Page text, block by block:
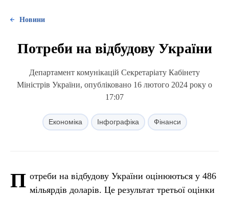
Новини
Потреби на відбудову України
Департамент комунікацій Секретаріату Кабінету
Міністрів України, опубліковано 16 лютого 2024 року о
17:07
Економіка Інфографіка Фінанси
П отреби на відбудову України оцінюються у 486
мільярдів доларів. Це результат третьої оцінки